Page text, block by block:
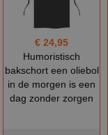
€ 24,95
Humoristisch
bakschort een oliebol
in de morgen is een
dag zonder zorgen